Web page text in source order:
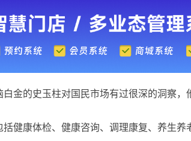
白金的史玉柱对国民市场有过很深的洞察，
括健康体检、健康咨询、调理康复、养生养